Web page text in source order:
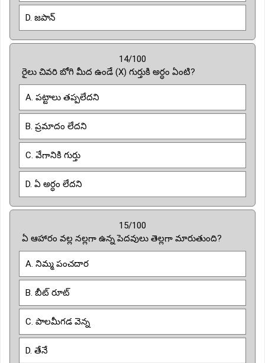
D. జపాన్
14/100
రైలు చివరి బోగి మీద ఉండే (X) గుర్తుకి అర్ధం ఏంటి?
A. పట్టాలు తప్పలేదని
B. ప్రమాదం లేదని
C. వేగానికి గుర్తు
D. ఏ అర్ధం లేదని
15/100
ఏ ఆహారం వల్ల నల్లగా ఉన్న పెదవులు తెల్లగా మారుతుంది?
A. నిమ్మ పంచదార
B. బీట్ రూట్
C. పాలమీగడ వెన్న
D. తేనే